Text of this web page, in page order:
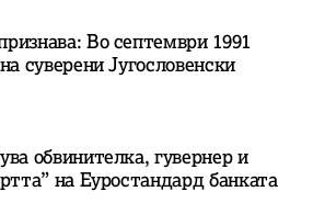
Во септември 1991
суверени Југословенски
обвинителка, гувернер и
на Еуростандард банката